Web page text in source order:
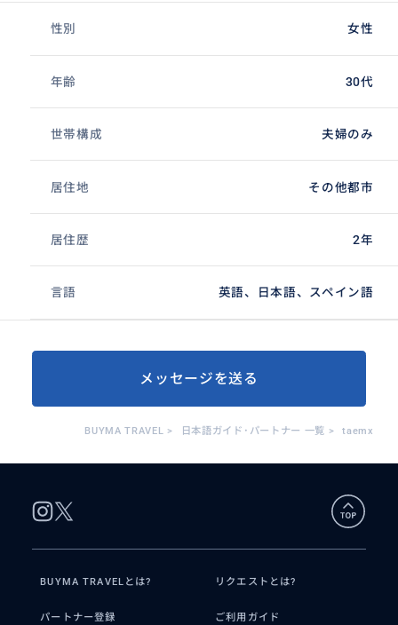
性別 女性
年齢 30代
世帯構成 夫婦のみ
居住地 その他都市
居住歴 2年
言語 英語、日本語、スペイン語
メッセージを送る
BUYMA TRAVEL > 日本語ガイド･パートナー 一覧 > taemx
BUYMA TRAVELとは? リクエストとは?
パートナー登録 ご利用ガイド